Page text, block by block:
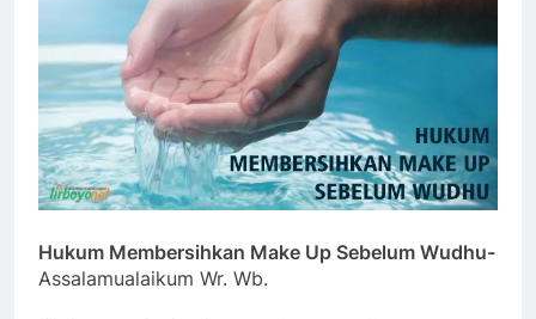
Hukum Membersihkan Make Up Sebelum Wudhu-
Assalamualaikum Wr. Wb.